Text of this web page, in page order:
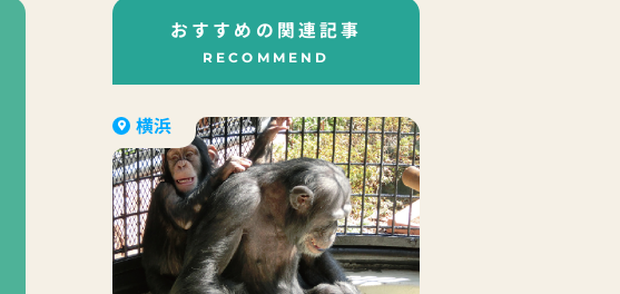
おすすめの関連記事
RECOMMEND
横浜